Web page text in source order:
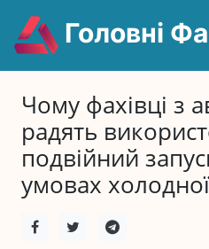
Головні
Чому фахівці з
радять
подвійний
умовах